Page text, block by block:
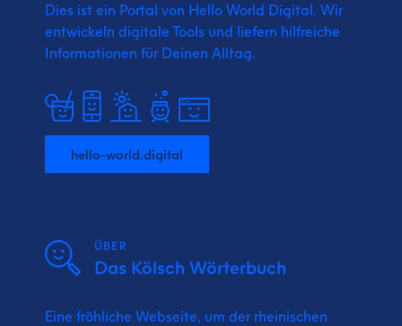
Dies ist ein Portal von Hello World Digital. Wir
entwickeln digitale Tools und liefern hilfreiche
Informationen für Deinen Alltag.
hello-world.digital
ÜBER
Das Kölsch Wörterbuch
Eine fröhliche Webseite, um der rheinischen